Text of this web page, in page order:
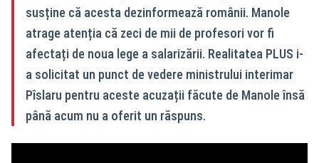
susține că acesta dezinformează românii. Manole
atrage atenția că zeci de mii de profesori vor fi
afectați de noua lege a salarizării. Realitatea PLUS i-
a solicitat un punct de vedere ministrului interimar
Pîslaru pentru aceste acuzații făcute de Manole însă
până acum nu a oferit un răspuns.